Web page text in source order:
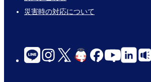
災害時の対応について
social-
links-